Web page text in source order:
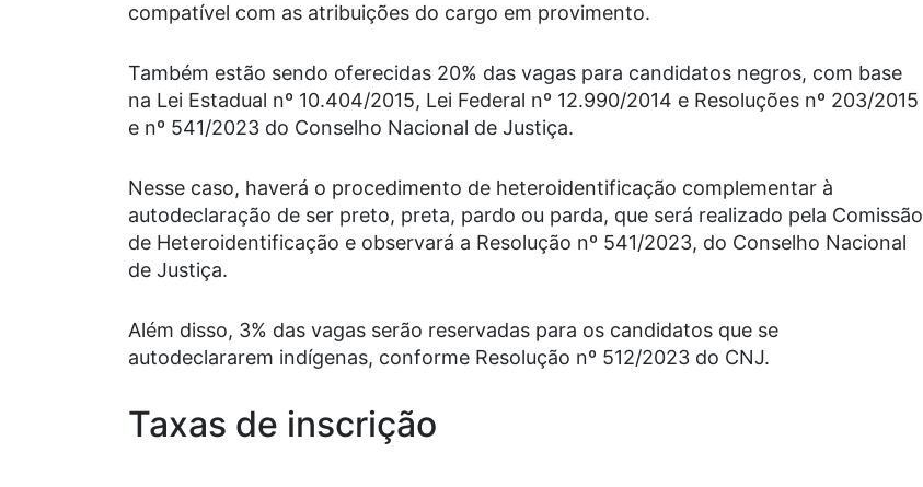
compatível com as atribuições do cargo em provimento.
Também estão sendo oferecidas 20% das vagas para candidatos negros, com base
na Lei Estadual nº 10.404/2015, Lei Federal nº 12.990/2014 e Resoluções nº 203/2015
e nº 541/2023 do Conselho Nacional de Justiça.
Nesse caso, haverá o procedimento de heteroidentificação complementar à
autodeclaração de ser preto, preta, pardo ou parda, que será realizado pela Comissão
de Heteroidentificação e observará a Resolução nº 541/2023, do Conselho Nacional
de Justiça.
Além disso, 3% das vagas serão reservadas para os candidatos que se
autodeclararem indígenas, conforme Resolução nº 512/2023 do CNJ.
Taxas de inscrição